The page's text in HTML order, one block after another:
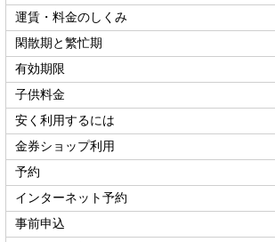
運賃・料金のしくみ
閑散期と繁忙期
有効期限
子供料金
安く利用するには
金券ショップ利用
予約
インターネット予約
事前申込